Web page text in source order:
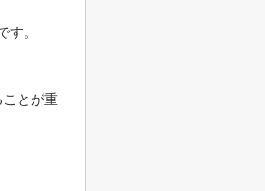
。
ことが重